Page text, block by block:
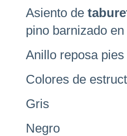
Asiento de
pino barnizado
Anillo reposa
Colores de
Gris
Negro